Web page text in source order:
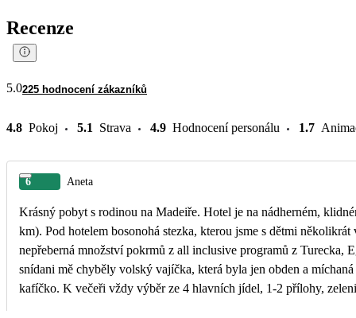
Recenze
5.0225 hodnocení zákazníků
4.8 Pokoj 5.1 Strava 4.9 Hodnocení personálu 1.7
6 Aneta
Krásný pobyt s rodinou na Madeiře. Hotel je na nádherném,
km). Pod hotelem bosonohá stezka, kterou jsme s dětmi
nepřeberná množství pokrmů z all inclusive programů z Turecka,
snídani mě chyběly volský vajíčka, která byla jen obden a
kafíčko. K večeři vždy výběr ze 4 hlavních jídel, 1-2 přílohy,